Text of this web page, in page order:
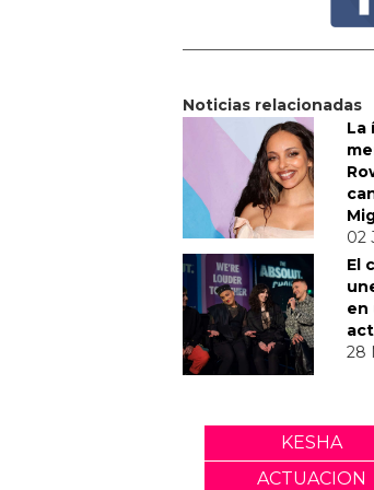
Noticias relacionadas
La
02
El
en
28
KESHA
ACTUACION